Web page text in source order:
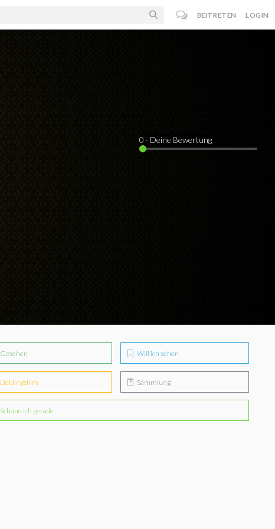
BEITRETEN LOGIN
0 · Deine Bewertung
Gesehen Will ich sehen
Lieblingsfilm Sammlung
Schaue ich gerade